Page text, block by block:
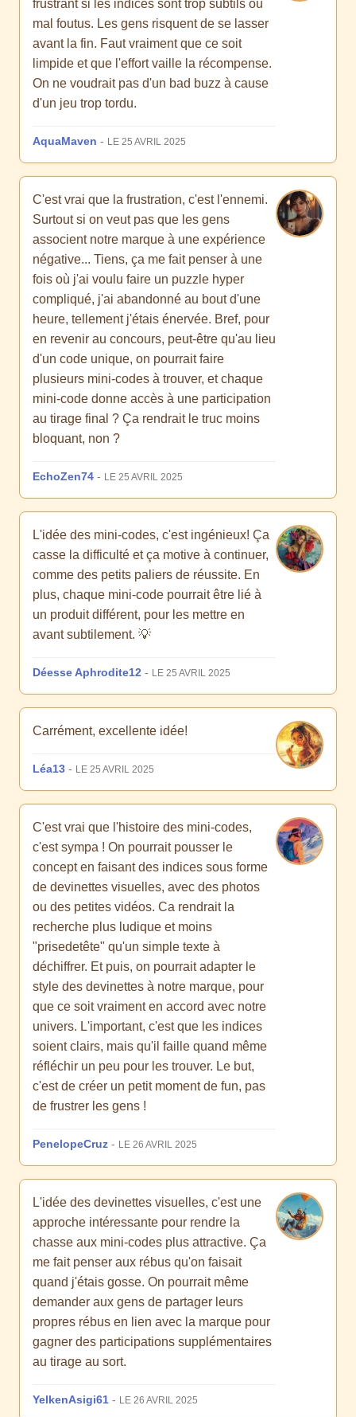
frustrant si les indices sont trop subtils ou
mal foutus. Les gens risquent de se lasser
avant la fin. Faut vraiment que ce soit
limpide et que l'effort vaille la récompense.
On ne voudrait pas d'un bad buzz à cause
d'un jeu trop tordu.
AquaMaven - LE 25 AVRIL 2025
C'est vrai que la frustration, c'est l'ennemi.
Surtout si on veut pas que les gens
associent notre marque à une expérience
négative... Tiens, ça me fait penser à une
fois où j'ai voulu faire un puzzle hyper
compliqué, j'ai abandonné au bout d'une
heure, tellement j'étais énervée. Bref, pour
en revenir au concours, peut-être qu'au lieu
d'un code unique, on pourrait faire
plusieurs mini-codes à trouver, et chaque
mini-code donne accès à une participation
au tirage final ? Ça rendrait le truc moins
bloquant, non ?
EchoZen74 - LE 25 AVRIL 2025
L'idée des mini-codes, c'est ingénieux! Ça
casse la difficulté et ça motive à continuer,
comme des petits paliers de réussite. En
plus, chaque mini-code pourrait être lié à
un produit différent, pour les mettre en
avant subtilement. 💡
Déesse Aphrodite12 - LE 25 AVRIL 2025
Carrément, excellente idée!
Léa13 - LE 25 AVRIL 2025
C'est vrai que l'histoire des mini-codes,
c'est sympa ! On pourrait pousser le
concept en faisant des indices sous forme
de devinettes visuelles, avec des photos
ou des petites vidéos. Ca rendrait la
recherche plus ludique et moins
"prisedetête" qu'un simple texte à
déchiffrer. Et puis, on pourrait adapter le
style des devinettes à notre marque, pour
que ce soit vraiment en accord avec notre
univers. L'important, c'est que les indices
soient clairs, mais qu'il faille quand même
réfléchir un peu pour les trouver. Le but,
c'est de créer un petit moment de fun, pas
de frustrer les gens !
PenelopeCruz - LE 26 AVRIL 2025
L'idée des devinettes visuelles, c'est une
approche intéressante pour rendre la
chasse aux mini-codes plus attractive. Ça
me fait penser aux rébus qu'on faisait
quand j'étais gosse. On pourrait même
demander aux gens de partager leurs
propres rébus en lien avec la marque pour
gagner des participations supplémentaires
au tirage au sort.
YelkenAsigi61 - LE 26 AVRIL 2025